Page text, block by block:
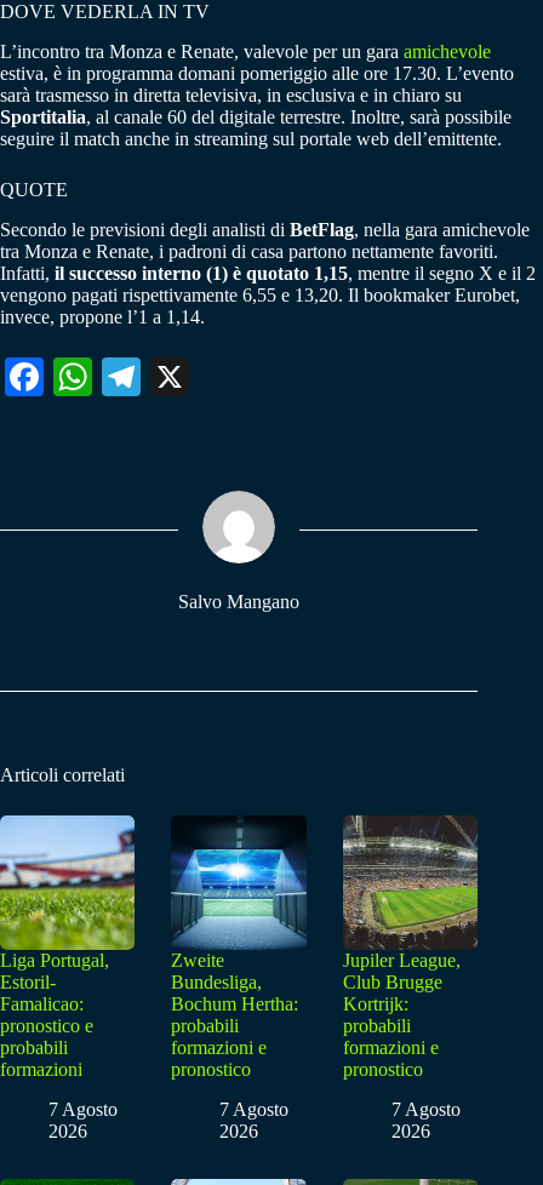
DOVE VEDERLA IN TV
L’incontro tra Monza e Renate, valevole per un gara amichevole
estiva, è in programma domani pomeriggio alle ore 17.30. L’evento
sarà trasmesso in diretta televisiva, in esclusiva e in chiaro su
Sportitalia, al canale 60 del digitale terrestre. Inoltre, sarà possibile
seguire il match anche in streaming sul portale web dell’emittente.
QUOTE
Secondo le previsioni degli analisti di BetFlag, nella gara amichevole
tra Monza e Renate, i padroni di casa partono nettamente favoriti.
Infatti, il successo interno (1) è quotato 1,15, mentre il segno X e il 2
vengono pagati rispettivamente 6,55 e 13,20. Il bookmaker Eurobet,
invece, propone l’1 a 1,14.
Fa W
pp
Te
m
Salvo Mangano
Articoli correlati
Liga Portugal,
Estoril-
Famalicao:
pronostico e
probabili
formazioni
7 Agosto
2026
Zweite
Bundesliga,
Bochum Hertha:
probabili
formazioni e
pronostico
7 Agosto
2026
Jupiler League,
Club Brugge
Kortrijk:
probabili
formazioni e
pronostico
7 Agosto
2026